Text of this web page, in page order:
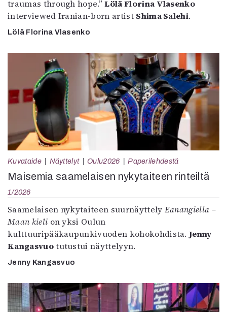
traumas through hope.”Lölä Florina Vlasenko
interviewed Iranian-born artist Shima Salehi.
Lölä Florina Vlasenko
Kuvataide Näyttelyt Oulu2026 Paperilehdestä
Maisemia saamelaisen nykytaiteen rinteiltä
1/2026
Saamelaisen nykytaiteen suurnäyttely Eanangiella –
Maan kieli on yksi Oulun
kulttuuripääkaupunkivuoden kohokohdista.Jenny
Kangasvuotutustui näyttelyyn.
Jenny Kangasvuo